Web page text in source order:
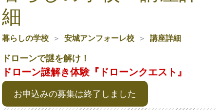
細
暮らしの学校 安城アンフォーレ校 講座詳細
ドローンで謎を解け！
ドローン謎解き体験『ドローンクエスト』
お申込みの募集は終了しました